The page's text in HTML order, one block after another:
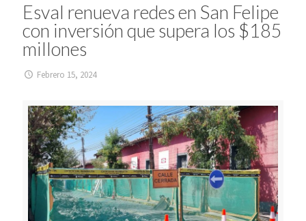
Esval renueva redes en San Felipe
con inversión que supera los $185
millones
Febrero 15, 2024